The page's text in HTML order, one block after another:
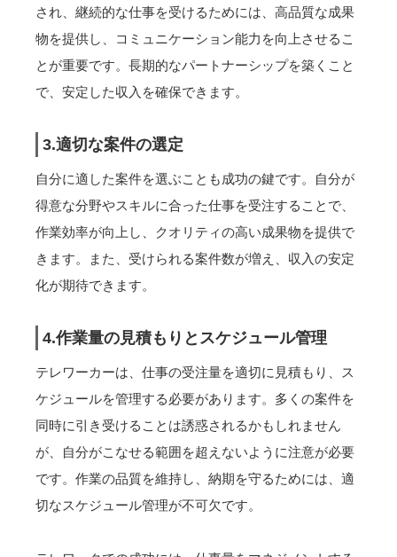
され、継続的な仕事を受けるためには、高品質な成果
物を提供し、コミュニケーション能力を向上させるこ
とが重要です。長期的なパートナーシップを築くこと
で、安定した収入を確保できます。
3.適切な案件の選定
自分に適した案件を選ぶことも成功の鍵です。自分が
得意な分野やスキルに合った仕事を受注することで、
作業効率が向上し、クオリティの高い成果物を提供で
きます。また、受けられる案件数が増え、収入の安定
化が期待できます。
4.作業量の見積もりとスケジュール管理
テレワーカーは、仕事の受注量を適切に見積もり、ス
ケジュールを管理する必要があります。多くの案件を
同時に引き受けることは誘惑されるかもしれません
が、自分がこなせる範囲を超えないように注意が必要
です。作業の品質を維持し、納期を守るためには、適
切なスケジュール管理が不可欠です。